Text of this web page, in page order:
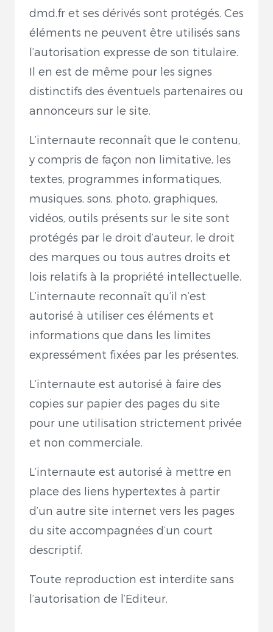
dmd.fr et ses dérivés sont protégés. Ces
éléments ne peuvent être utilisés sans
l’autorisation expresse de son titulaire.
Il en est de même pour les signes
distinctifs des éventuels partenaires ou
annonceurs sur le site.
L’internaute reconnaît que le contenu,
y compris de façon non limitative, les
textes, programmes informatiques,
musiques, sons, photo, graphiques,
vidéos, outils présents sur le site sont
protégés par le droit d’auteur, le droit
des marques ou tous autres droits et
lois relatifs à la propriété intellectuelle.
L’internaute reconnaît qu’il n’est
autorisé à utiliser ces éléments et
informations que dans les limites
expressément fixées par les présentes.
L’internaute est autorisé à faire des
copies sur papier des pages du site
pour une utilisation strictement privée
et non commerciale.
L’internaute est autorisé à mettre en
place des liens hypertextes à partir
d’un autre site internet vers les pages
du site accompagnées d’un court
descriptif.
Toute reproduction est interdite sans
l’autorisation de l’Editeur.